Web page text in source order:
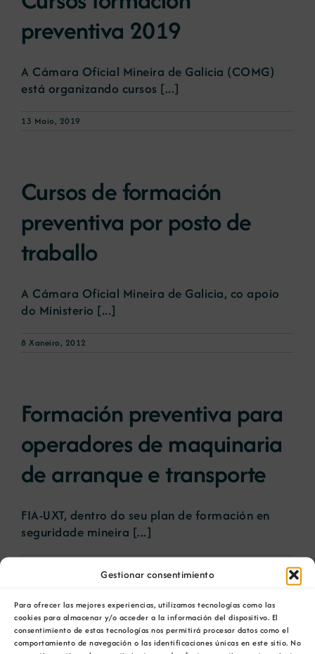
Gestionar consentimiento
Para ofrecer las mejores experiencias, utilizamos tecnologías como las
cookies para almacenar y/o acceder a la información del dispositivo. El
consentimiento de estas tecnologías nos permitirá procesar datos como el
comportamiento de navegación o las identificaciones únicas en este sitio. No
preventiva 2019
A Cámara Oficial Mineira de Galicia (COMG)
está organizando cursos [...]
13 Maio, 2019
Cursos de formación
preventiva por posto de
traballo
A Cámara Oficial Mineira de Galicia, co apoio
do Ministerio [...]
8 Xaneiro, 2012
Formación preventiva para
operadores de maquinaria
de arranque e transporte
FIA-UXT, dentro do seu plan de formación en
seguridade mineira [...]
Cursos de formación